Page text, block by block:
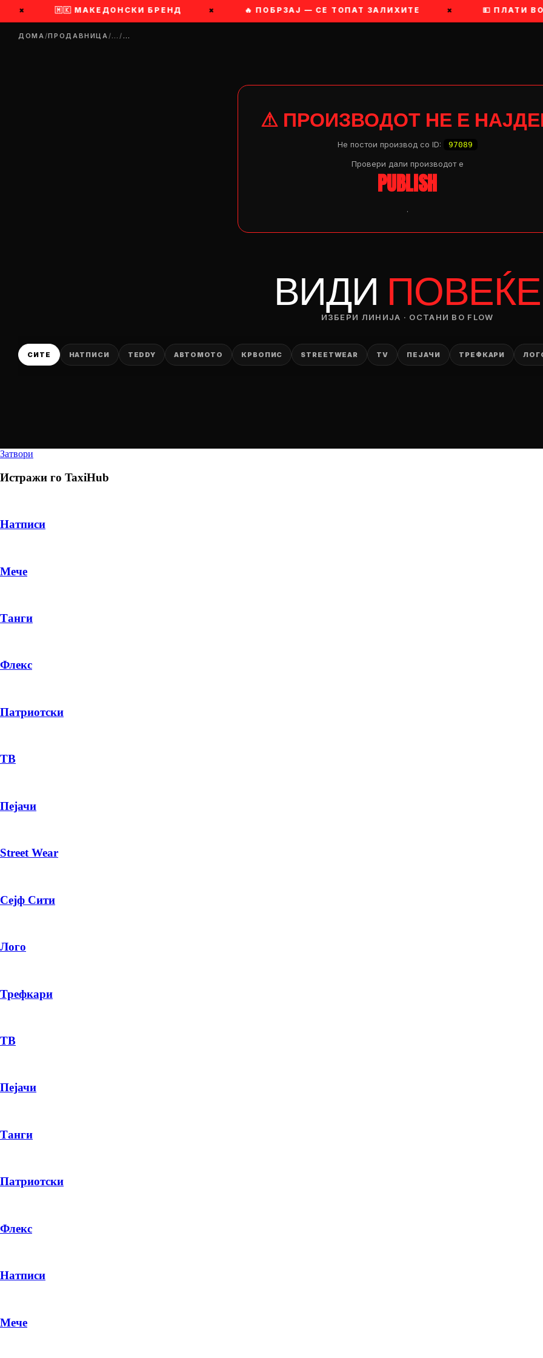
🇲🇰 МАКЕДОНСКИ БРЕНД 🔥 ПОБРЗАЈ — СЕ ТОПАТ ЗАЛИХИТЕ 💵 ПЛАТИ
ДОМА/ПРОДАВНИЦА/…/…
⚠ ПРОИЗВОДОТ НЕ Е
Не постои производ со ID: 97089
Провери дали производот e
PUBLISH
.
ВИДИ ПОВЕЌЕ
ИЗБЕРИ ЛИНИЈА · ОСТАНИ ВО FLOW
СИТЕ НАТПИСИ TEDDY АВТОМОТО КРВОПИС STREETWEAR TV ПЕЈАЧИ ТРЕФКАРИ
Затвори
Истражи го TaxiHub
Натписи
Мече
Танги
Флекс
Патриотски
ТВ
Пејачи
Street Wear
Сејф Сити
Лого
Трефкари
ТВ
Пејачи
Танги
Патриотски
Флекс
Натписи
Мече